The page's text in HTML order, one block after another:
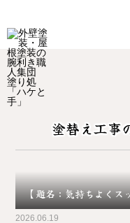
塗替え工事
【題名：気持ちよくス
2026.06.19
選ばれる理由
工事の流れ